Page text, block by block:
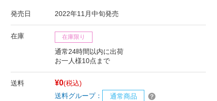
発売日 2022年11月中旬発売
在庫 在庫限り
通常24時間以内に出荷
お一人様10点まで
送料 ¥0(税込)
送料グループ：
通常商品